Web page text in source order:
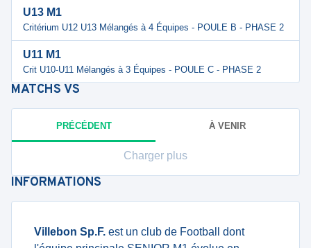
U13 M1
Critérium U12 U13 Mélangés à 4 Équipes - POULE B - PHASE 2
U11 M1
Crit U10-U11 Mélangés à 3 Équipes - POULE C - PHASE 2
MATCHS VS
PRÉCÉDENT À VENIR
Charger plus
INFORMATIONS
Villebon Sp.F. est un club de Football dont